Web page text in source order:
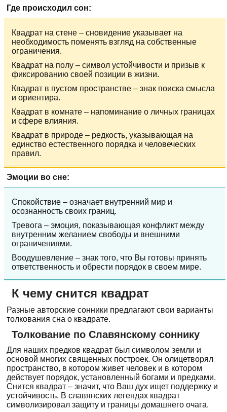
Где происходил сон:
Квадрат на стене – сновидение указывает на
необходимость поменять взгляд на собственные
ограничения.
Квадрат на полу – символ устойчивости и призыв к
фиксированию своей позиции в жизни.
Квадрат в пустом пространстве – знак поиска смысла
и ориентира.
Квадрат в комнате – напоминание о личных границах
и сфере влияния.
Квадрат в природе – редкость, указывающая на
единство естественного порядка и человеческих
правил.
Эмоции во сне:
Спокойствие – означает внутренний мир и
осознанность своих границ.
Тревога – эмоция, показывающая конфликт между
внутренним желанием свободы и внешними
ограничениями.
Воодушевление – знак того, что Вы готовы принять
ответственность и обрести порядок в своем мире.
К чему снится квадрат
Разные авторские сонники предлагают свои варианты
толкования сна о квадрате.
Толкование по Славянскому соннику
Для наших предков квадрат был символом земли и
основой многих священных построек. Он олицетворял
пространство, в котором живет человек и в котором
действует порядок, установленный богами и предками.
Снится квадрат – значит, что Ваш дух ищет поддержку и
устойчивость. В славянских легендах квадрат
символизировал защиту и границы домашнего очага.